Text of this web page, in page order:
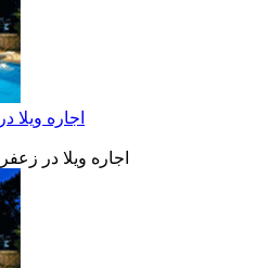
اجاره ویلا در
اجاره ویلا در زعفرانیه